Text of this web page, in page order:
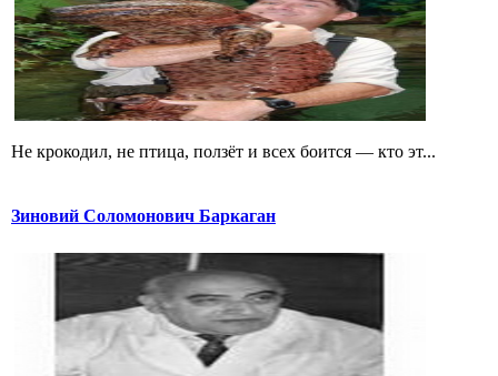
Не крокодил, не птица, ползёт и всех боится — кто эт...
Зиновий Соломонович Баркаган